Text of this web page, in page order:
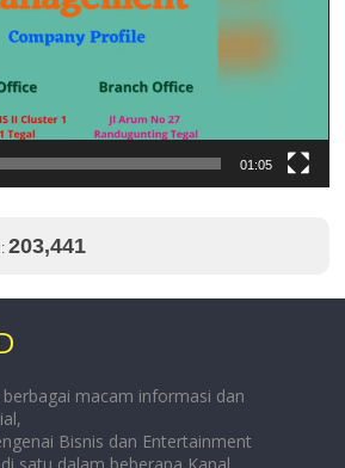
01:05
203,441
macam informasi dan
Bisnis dan Entertainment
satu dalam beberapa Kanal.